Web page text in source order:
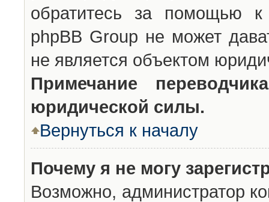
обратитесь за помощью к
phpBB Group не может
не является объектом
Примечание
юридической силы.
Вернуться к началу
Почему я не могу
Возможно, администратор